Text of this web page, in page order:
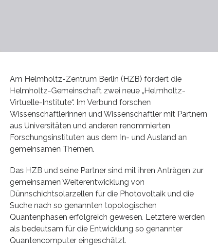
Am Helmholtz-Zentrum Berlin (HZB) fördert die
Helmholtz-Gemeinschaft zwei neue „Helmholtz-
Virtuelle-Institute“. Im Verbund forschen
Wissenschaftlerinnen und Wissenschaftler mit Partnern
aus Universitäten und anderen renommierten
Forschungsinstituten aus dem In- und Ausland an
gemeinsamen Themen.
Das HZB und seine Partner sind mit ihren Anträgen zur
gemeinsamen Weiterentwicklung von
Dünnschichtsolarzellen für die Photovoltaik und die
Suche nach so genannten topologischen
Quantenphasen erfolgreich gewesen. Letztere werden
als bedeutsam für die Entwicklung so genannter
Quantencomputer eingeschätzt.